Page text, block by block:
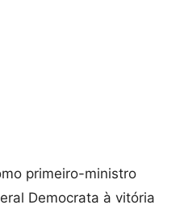
primeiro-ministro
Democrata à vitória